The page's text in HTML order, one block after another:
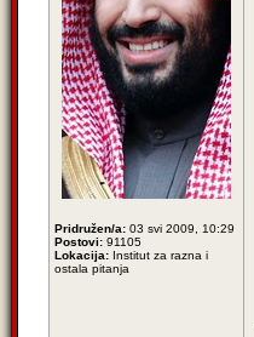
Pridružen/a: 03 svi 2009, 10:29
Postovi: 91105
Lokacija: Institut za razna i
ostala pitanja